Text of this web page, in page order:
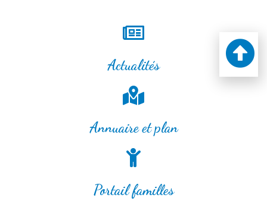
Actualités
Annuaire et plan
Portail familles